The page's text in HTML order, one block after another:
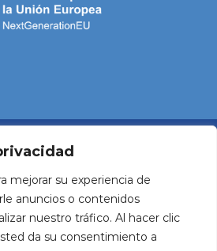
mejorar su experiencia de
anuncios o contenidos
nuestro tráfico. Al hacer clic
da su consentimiento a